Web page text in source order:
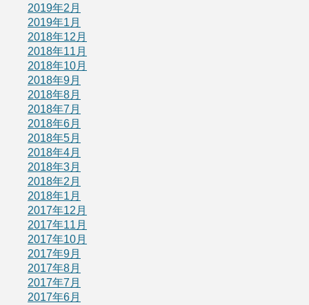
2019年2月
2019年1月
2018年12月
2018年11月
2018年10月
2018年9月
2018年8月
2018年7月
2018年6月
2018年5月
2018年4月
2018年3月
2018年2月
2018年1月
2017年12月
2017年11月
2017年10月
2017年9月
2017年8月
2017年7月
2017年6月